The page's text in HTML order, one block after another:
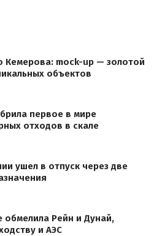
Кемерова: mock-up — золотой
объектов
первое в мире
отходов в скале
ушел в отпуск через две
обмелила Рейн и Дунай,
и АЭС